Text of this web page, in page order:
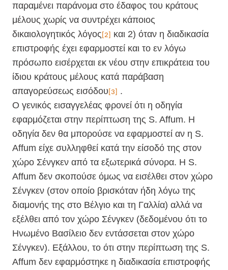
παραμένει παράνομα στο έδαφος του κράτους
μέλους χωρίς να συντρέχει κάποιος
δικαιολογητικός λόγος [2]
και 2) όταν η διαδικασία
επιστροφής έχει εφαρμοστεί και το εν λόγω
πρόσωπο εισέρχεται εκ νέου στην επικράτεια του
ίδιου κράτους μέλους κατά παράβαση
απαγορεύσεως εισόδου [3]
.
Ο γενικός εισαγγελέας φρονεί ότι η οδηγία
εφαρμόζεται στην περίπτωση της S. Affum. Η
οδηγία δεν θα μπορούσε να εφαρμοστεί αν η S.
Affum είχε συλληφθεί κατά την είσοδό της στον
χώρο Σένγκεν από τα εξωτερικά σύνορα. Η S.
Affum δεν σκοπούσε όμως να εισέλθει στον χώρο
Σένγκεν (στον οποίο βρισκόταν ήδη λόγω της
διαμονής της στο Βέλγιο και τη Γαλλία) αλλά να
εξέλθει από τον χώρο Σένγκεν (δεδομένου ότι το
Ηνωμένο Βασίλειο δεν εντάσσεται στον χώρο
Σένγκεν). Εξάλλου, το ότι στην περίπτωση της S.
Affum δεν εφαρμόστηκε η διαδικασία επιστροφής